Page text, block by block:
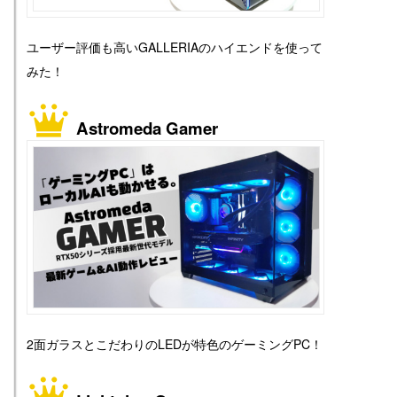
ユーザー評価も高いGALLERIAのハイエンドを使って
みた！
Astromeda Gamer
2面ガラスとこだわりのLEDが特色のゲーミングPC！